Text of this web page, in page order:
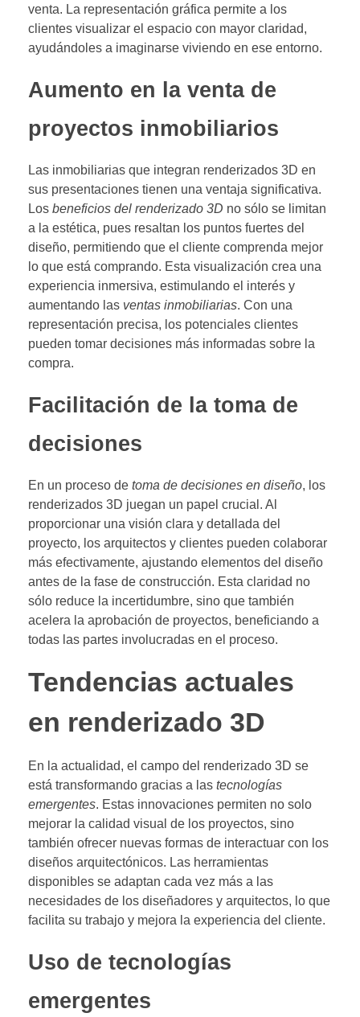
venta. La representación gráfica permite a los
clientes visualizar el espacio con mayor claridad,
ayudándoles a imaginarse viviendo en ese entorno.
Aumento en la venta de
proyectos inmobiliarios
Las inmobiliarias que integran renderizados 3D en
sus presentaciones tienen una ventaja significativa.
Los beneficios del renderizado 3D no sólo se limitan
a la estética, pues resaltan los puntos fuertes del
diseño, permitiendo que el cliente comprenda mejor
lo que está comprando. Esta visualización crea una
experiencia inmersiva, estimulando el interés y
aumentando las ventas inmobiliarias. Con una
representación precisa, los potenciales clientes
pueden tomar decisiones más informadas sobre la
compra.
Facilitación de la toma de
decisiones
En un proceso de toma de decisiones en diseño, los
renderizados 3D juegan un papel crucial. Al
proporcionar una visión clara y detallada del
proyecto, los arquitectos y clientes pueden colaborar
más efectivamente, ajustando elementos del diseño
antes de la fase de construcción. Esta claridad no
sólo reduce la incertidumbre, sino que también
acelera la aprobación de proyectos, beneficiando a
todas las partes involucradas en el proceso.
Tendencias actuales
en renderizado 3D
En la actualidad, el campo del renderizado 3D se
está transformando gracias a las tecnologías
emergentes. Estas innovaciones permiten no solo
mejorar la calidad visual de los proyectos, sino
también ofrecer nuevas formas de interactuar con los
diseños arquitectónicos. Las herramientas
disponibles se adaptan cada vez más a las
necesidades de los diseñadores y arquitectos, lo que
facilita su trabajo y mejora la experiencia del cliente.
Uso de tecnologías
emergentes